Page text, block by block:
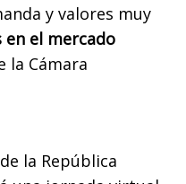
y valores muy
el mercado
la Cámara
la República